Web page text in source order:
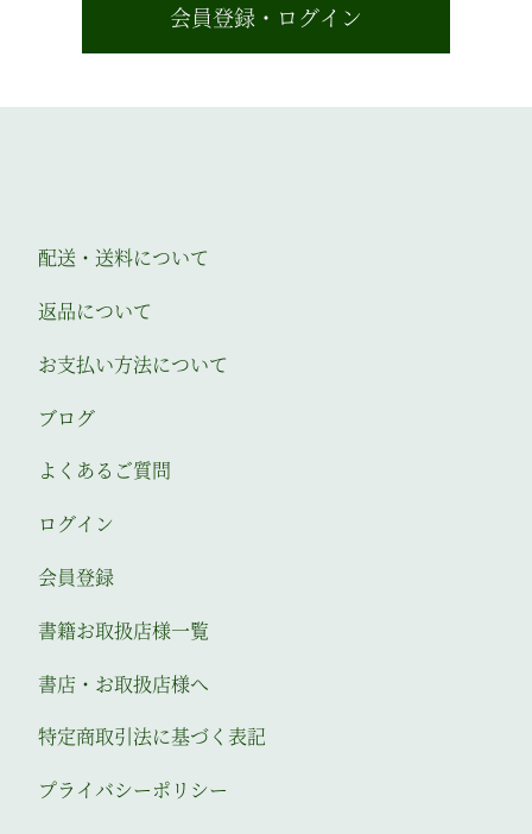
会員登録・ログイン
配送・送料について
返品について
お支払い方法について
ブログ
よくあるご質問
ログイン
会員登録
書籍お取扱店様一覧
書店・お取扱店様へ
特定商取引法に基づく表記
プライバシーポリシー